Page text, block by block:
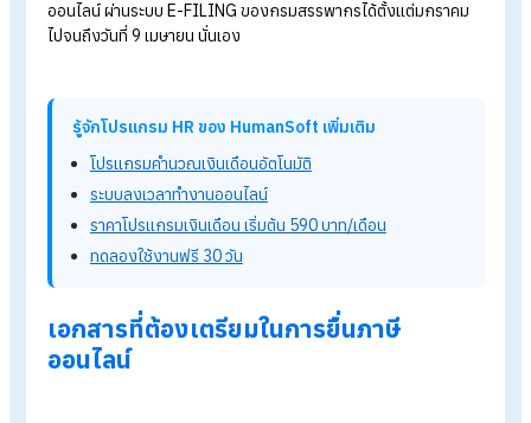
นั้น สำหรับทุกคนที่มีรายได้ถึงเก
ขั้นต่ำ ไม่ว่าจะเป็นมนุษย์เงินเดือน ทำอาชีพอิสระ หรือทำงานฟรีแล
มีหน้าที่ที่จะต้องยื่นภาษีเงินได้บุคคลธรรมดากันเป็นประจำทุก ๆ ปี
การยื่นภาษีเงินได้บุคคลธรรมดา (
ในช่วงเดือนมกราคม-มีนาคม ของทุกปี โดยสามารถทำการยื่นภาษี
ด้วยตนเองผ่านสำนักงานสรรพากรใกล้บ้าน หรือทำการยื่นภาษี
ออนไลน์ ผ่านระบบ E-FILING ของกรมสรรพากรได้ตั้งแต่มกราค